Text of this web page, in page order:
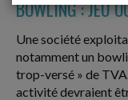
BOWLING : JEU
Une société
notamment un
trop-versé » de
activité devraient